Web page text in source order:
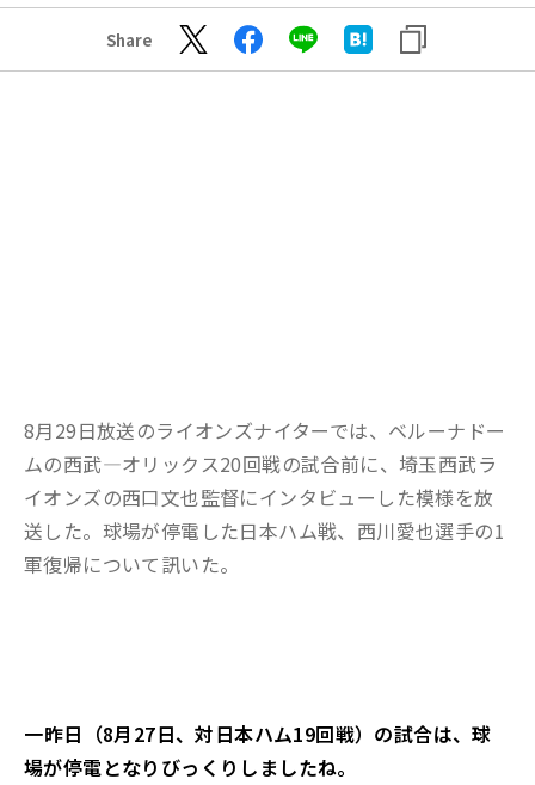
Share
8月29日放送のライオンズナイターでは、ベルーナドー
ムの西武―オリックス20回戦の試合前に、埼玉西武ラ
イオンズの西口文也監督にインタビューした模様を放
送した。球場が停電した日本ハム戦、西川愛也選手の1
軍復帰について訊いた。
――一昨日（8月27日、対日本ハム19回戦）の試合は、球
場が停電となりびっくりしましたね。